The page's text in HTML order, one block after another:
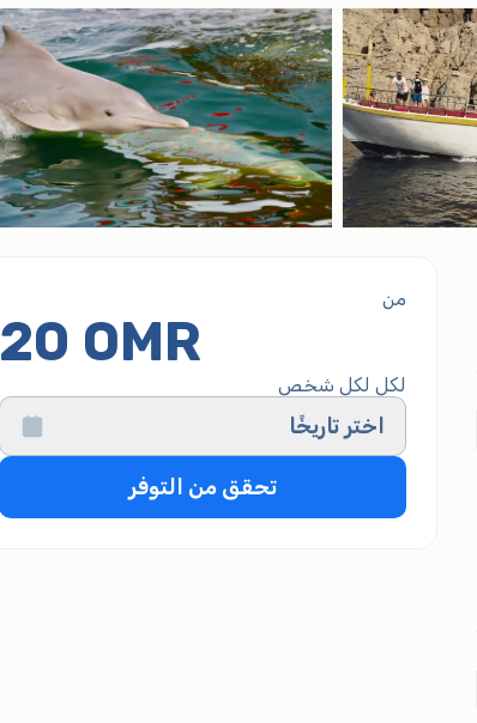
من
20 OMR
لكل لكل شخص
اختر تاريخًا
تحقق من التوفر